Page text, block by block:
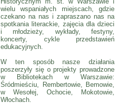
wielu wspaniałych miejscach, gdzie
czekano na nas i zapraszano nas na
spotkania literackie, zajęcia dla dzieci
i młodzieży, wykłady, festyny,
koncerty, cykle przedstawień
edukacyjnych.
W ten sposób nasze działania
poszerzyły się o projekty prowadzone
w Bibliotekach w Warszawie:
Śródmieściu, Rembertowie, Bemowie,
w Wesołej, Ochocie, Mokotowie,
Włochach.